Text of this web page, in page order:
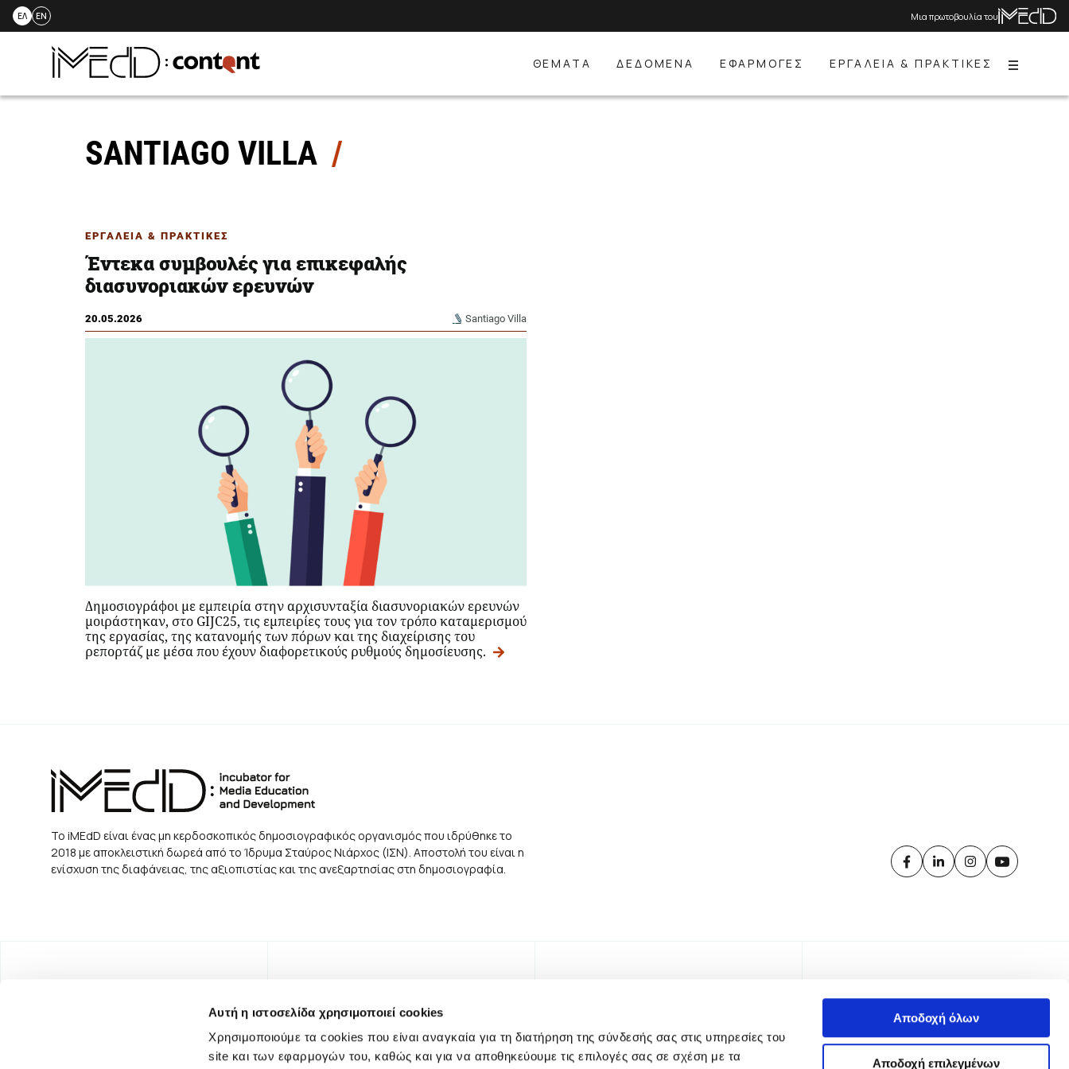
Αυτή η ιστοσελίδα χρησιμοποιεί cookies
Χρησιμοποιούμε τα cookies που είναι αναγκαία για τη διατήρηση της σύνδεσής σας στις υπηρεσίες του
site και των εφαρμογών του, καθώς και για να αποθηκεύουμε τις επιλογές σας σε σχέση με τα
Αποδοχή όλων
Αποδοχή επιλεγμένων
Skip
ΕΛ EN Μια πρωτοβουλία του
ΘΕΜΑΤΑ ΔΕΔΟΜΕΝΑ ΕΦΑΡΜΟΓΕΣ ΕΡΓΑΛΕΙΑ & ΠΡΑΚΤΙΚΕΣ Menu
SANTIAGO VILLA
ΕΡΓΑΛΕΙΑ & ΠΡΑΚΤΙΚΕΣ
Έντεκα συμβουλές για επικεφαλής
διασυνοριακών ερευνών
20.05.2026 Santiago Villa
Δημοσιογράφοι με εμπειρία στην αρχισυνταξία διασυνοριακών ερευνών
μοιράστηκαν, στο GIJC25, τις εμπειρίες τους για τον τρόπο καταμερισμού
της εργασίας, της κατανομής των πόρων και της διαχείρισης του
ρεπορτάζ με μέσα που έχουν διαφορετικούς ρυθμούς δημοσίευσης.
Το iMEdD είναι ένας μη κερδοσκοπικός δημοσιογραφικός οργανισμός που ιδρύθηκε το
2018 με αποκλειστική δωρεά από το Ίδρυμα Σταύρος Νιάρχος (ΙΣΝ). Αποστολή του είναι η
ενίσχυση της διαφάνειας, της αξιοπιστίας και της ανεξαρτησίας στη δημοσιογραφία.